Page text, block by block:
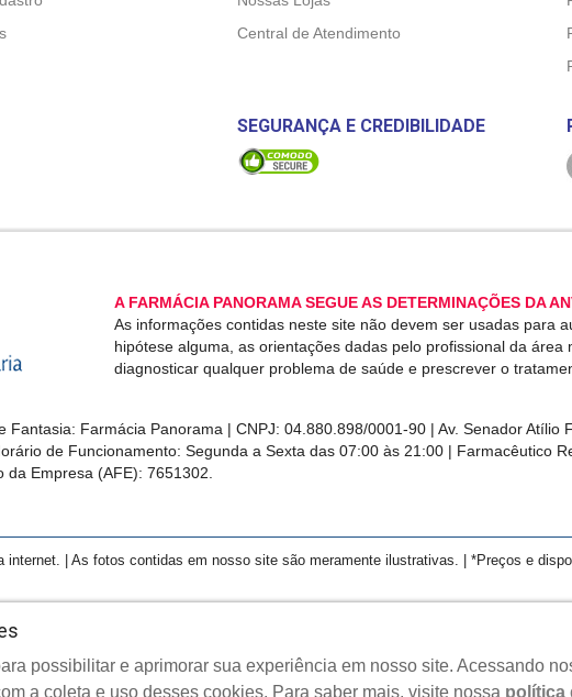
Central de Atendimento
SEGURANÇA E CREDIBILIDADE
A FARMÁCIA PANORAMA SEGUE AS DETERMINAÇÕES DA
As informações contidas neste site não devem ser usadas para
hipótese alguma, as orientações dadas pelo profissional da
diagnosticar qualquer problema de saúde e prescrever o
Fantasia: Farmácia Panorama | CNPJ: 04.880.898/0001-90 | Av. Senador Atílio
de Funcionamento: Segunda a Sexta das 07:00 às 21:00 | Farmacêutico
Empresa (AFE): 7651302.
| As fotos contidas em nosso site são meramente ilustrativas. | *Preços e
© 2022 Farmácia Panorama - Todos os direitos reservados.
possibilitar e aprimorar sua experiência em nosso site. Acessando
a coleta e uso desses cookies. Para saber mais, visite nossa política